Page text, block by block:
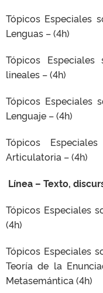
Tópicos Especiales
Lenguas – (4h)
Tópicos
lineales – (4h)
Tópicos Especiales
Lenguaje – (4h)
Tópicos
Articulatoria – (4h)
Línea – Texto,
Tópicos Especiales
(4h)
Tópicos Especiales
Teoría de la
Metasemántica (4h)